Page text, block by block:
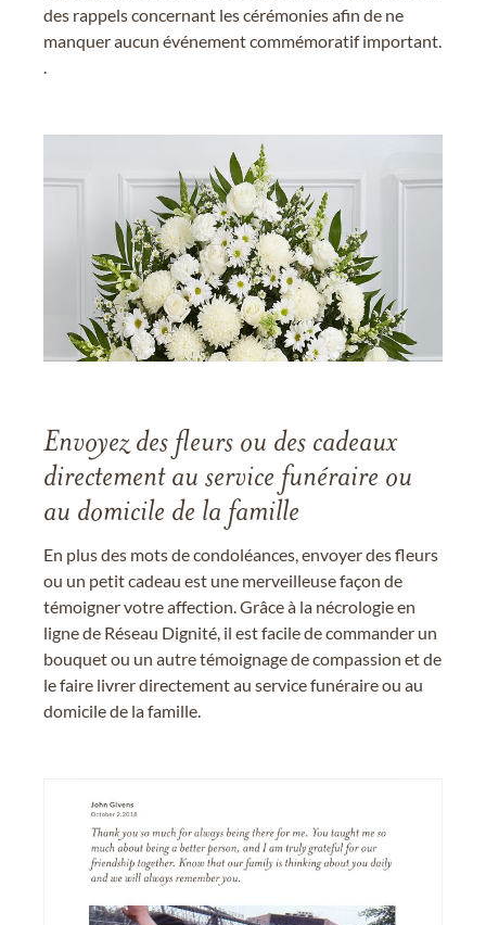
des rappels concernant les cérémonies afin de ne
manquer aucun événement commémoratif important.
Envoyez des fleurs ou des cadeaux
directement au service funéraire ou
au domicile de la famille
En plus des mots de condoléances, envoyer des fleurs
ou un petit cadeau est une merveilleuse façon de
témoigner votre affection. Grâce à la nécrologie en
ligne de Réseau Dignité, il est facile de commander un
bouquet ou un autre témoignage de compassion et de
le faire livrer directement au service funéraire ou au
domicile de la famille.